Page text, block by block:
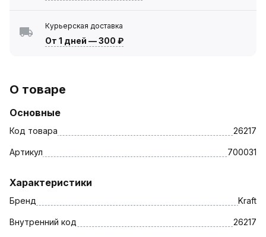
Курьерская доставка
От 1 дней —300 ₽
О товаре
Основные
Код товара 26217
Артикул 700031
Характеристики
Бренд Kraft
Внутренний код 26217